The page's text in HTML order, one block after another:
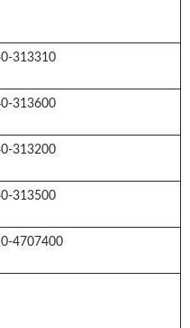
313310
313600
313200
313500
4707400